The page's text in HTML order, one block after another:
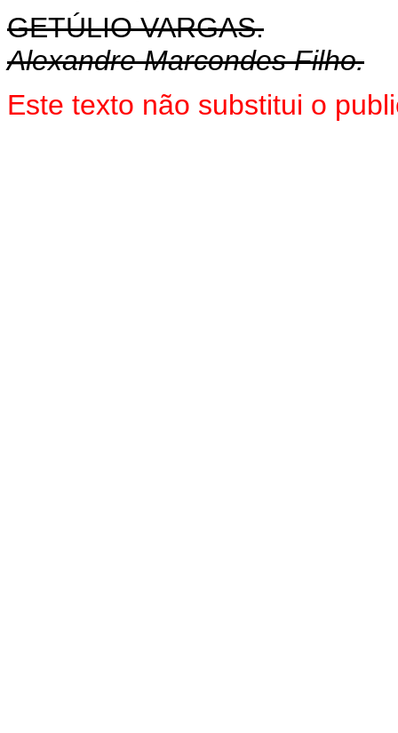
GETÚLIO VARGAS.
Alexandre Marcondes Filho.
Este texto não substitui o